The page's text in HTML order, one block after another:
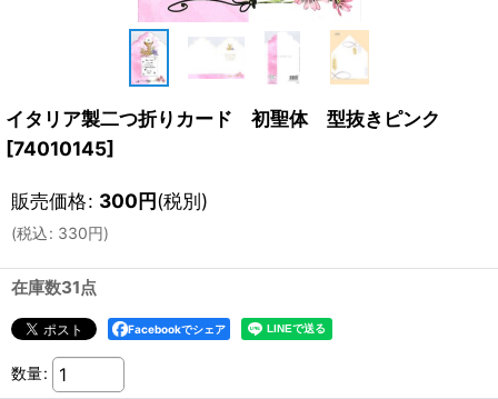
イタリア製二つ折りカード 初聖体 型抜きピンク
[74010145]
販売価格: 300円(税別)
(税込: 330円)
在庫数31点
Facebookでシェア
数量: